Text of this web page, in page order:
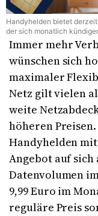
Handyhelden bietet
der sich monatlich
Immer mehr
wünschen sich
maximaler
Netz gilt vielen
weite
höheren
Handyhelden
Angebot auf sich
Datenvolumen
9,99 Euro im
reguläre Preis